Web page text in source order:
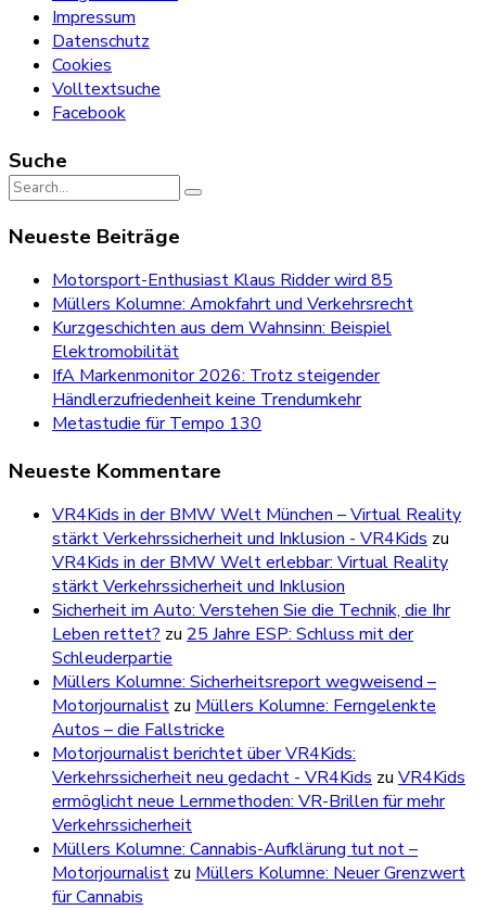
Impressum
Datenschutz
Cookies
Volltextsuche
Facebook
Suche
Search
Neueste Beiträge
Motorsport-Enthusiast Klaus Ridder wird 85
Müllers Kolumne: Amokfahrt und Verkehrsrecht
Kurzgeschichten aus dem Wahnsinn: Beispiel
Elektromobilität
IfA Markenmonitor 2026: Trotz steigender
Händlerzufriedenheit keine Trendumkehr
Metastudie für Tempo 130
Neueste Kommentare
VR4Kids in der BMW Welt München – Virtual Reality
stärkt Verkehrssicherheit und Inklusion - VR4Kids zu
VR4Kids in der BMW Welt erlebbar: Virtual Reality
stärkt Verkehrssicherheit und Inklusion
Sicherheit im Auto: Verstehen Sie die Technik, die Ihr
Leben rettet? zu 25 Jahre ESP: Schluss mit der
Schleuderpartie
Müllers Kolumne: Sicherheitsreport wegweisend –
Motorjournalist zu Müllers Kolumne: Ferngelenkte
Autos – die Fallstricke
Motorjournalist berichtet über VR4Kids:
Verkehrssicherheit neu gedacht - VR4Kids zu VR4Kids
ermöglicht neue Lernmethoden: VR-Brillen für mehr
Verkehrssicherheit
Müllers Kolumne: Cannabis-Aufklärung tut not –
Motorjournalist zu Müllers Kolumne: Neuer Grenzwert
für Cannabis